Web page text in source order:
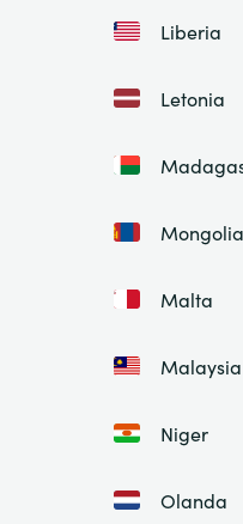
Liberia
Letonia
Mongolia
Malta
Malaysia
Niger
Olanda